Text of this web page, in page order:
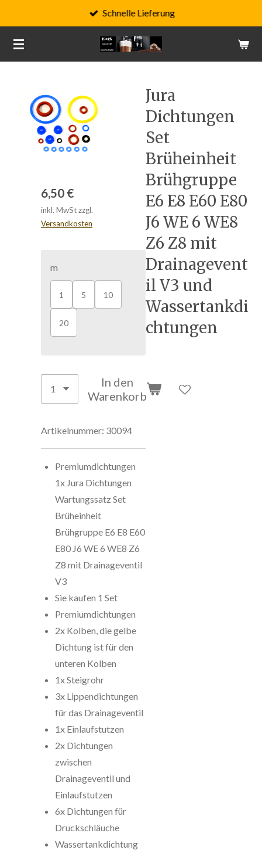
Hauptinhalt
springen
Schnelle Lieferung
Jura
Dichtungen
Set
Brüheinheit
Brühgruppe
E6 E8 E60 E80
J6 WE 6 WE8
Z6 Z8 mit
Drainagevent
il V3 und
Wassertankdi
chtungen
6,50 €
inkl. MwSt zzgl.
Versandkosten
m
1 5 10
20
In den
Warenkorb
Artikelnummer: 30094
Premiumdichtungen
1x Jura Dichtungen
Wartungssatz Set
Brüheinheit
Brühgruppe E6 E8 E60
E80 J6 WE 6 WE8 Z6
Z8 mit Drainageventil
V3
Sie kaufen 1 Set
Premiumdichtungen
2x Kolben, die gelbe
Dichtung ist für den
unteren Kolben
1x Steigrohr
3x Lippendichtungen
für das Drainageventil
1x Einlaufstutzen
2x Dichtungen
zwischen
Drainageventil und
Einlaufstutzen
6x Dichtungen für
Druckschläuche
Wassertankdichtung